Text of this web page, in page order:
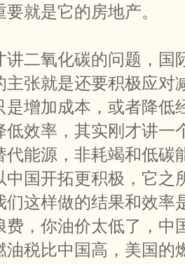
就是它的房地产。
讲二氧化碳的问题，国
主张就是还要积极应
是增加成本，或者降低
低效率，其实刚才讲一
代能源，非耗竭和低碳
中国开拓更积极，它之
们这样做的结果和效率
费，你油价太低了，中
油税比中国高，美国的